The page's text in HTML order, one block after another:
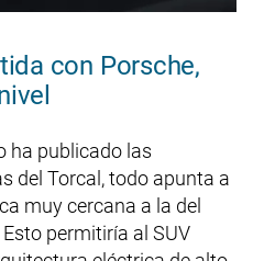
con Porsche,
ha publicado las
del Torcal, todo apunta a
muy cercana a la del
permitiría al SUV